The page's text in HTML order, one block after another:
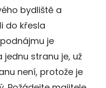
bydliště a
do křesla
je
jednu stranu je, už
není, protože je